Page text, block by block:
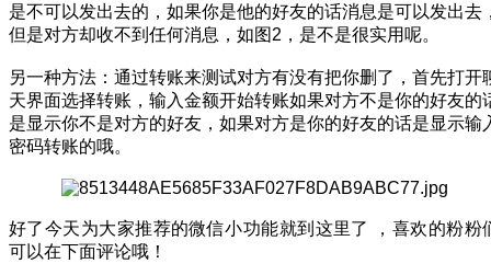
是不可以发出去的，如果你是他的好友的话消息是可以发出去
但是对方却收不到任何消息，如图2，是不是很实用呢。
另一种方法：通过转账来测试对方有没有把你删了，首先打开
天界面选择转账，输入金额开始转账如果对方不是你的好友的
是显示你不是对方的好友，如果对方是你的好友的话是显示输
密码转账的哦。
好了今天为大家推荐的微信小功能就到这里了 ，喜欢的粉粉
可以在下面评论哦！